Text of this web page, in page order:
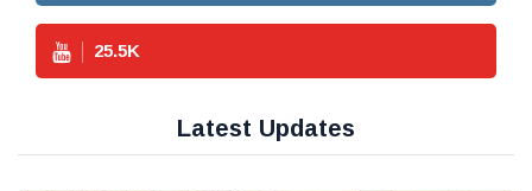
25.5K
Latest Updates